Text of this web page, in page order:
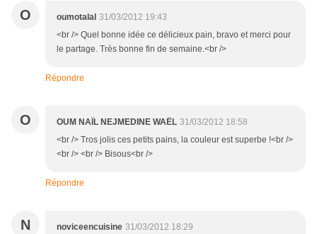
O oumotalal 31/03/2012 19:43
<br /> Quel bonne idée ce délicieux pain, bravo et merci pour
le partage. Très bonne fin de semaine.<br />
Répondre
O OUM NAÏL NEJMEDINE WAËL 31/03/2012 18:58
<br /> Tros jolis ces petits pains, la couleur est superbe !<br />
<br /> <br /> Bisous<br />
Répondre
N noviceencuisine 31/03/2012 18:29